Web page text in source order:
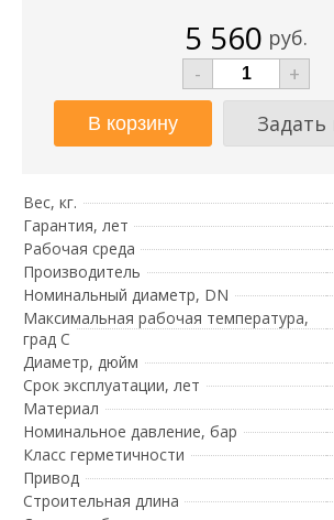
5 560 руб.
-
+
Задать
Вес, кг.
Гарантия, лет
Рабочая среда
Производитель
Номинальный диаметр, DN
Максимальная рабочая температура,
град С
Диаметр, дюйм
Срок эксплуатации, лет
Материал
Номинальное давление, бар
Класс герметичности
Привод
Строительная длина